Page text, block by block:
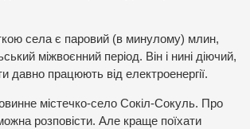
села є паровий (в минулому) млин,
міжвоєнний період. Він і нині діючий,
давно працюють від електроенергії.
містечко-село Сокіл-Сокуль. Про
розповісти. Але краще поїхати